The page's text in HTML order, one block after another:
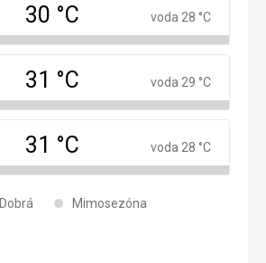
Dobrá Mimosezóna
30 °C voda 28 °C
31 °C voda 29 °C
31 °C voda 28 °C